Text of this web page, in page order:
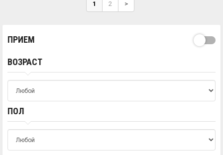
1 2 >
ПРИЕМ
ВОЗРАСТ
ПОЛ